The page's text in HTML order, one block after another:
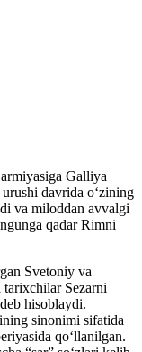
Galliya
davrida oʻzining
va miloddan avvalgi
qadar Rimni
Svetoniy va
tarixchilar Sezarni
hisoblaydi.
sinonimi sifatida
qoʻllanilgan.